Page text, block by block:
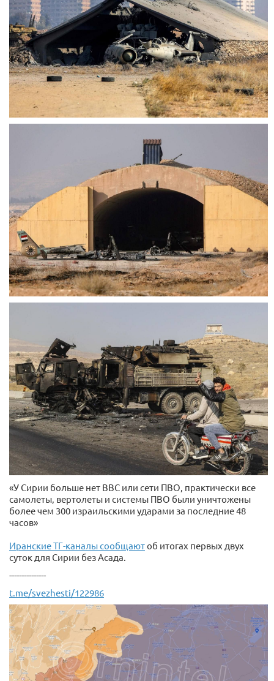
«У Сирии больше нет ВВС или сети ПВО, практически все
самолеты, вертолеты и системы ПВО были уничтожены
более чем 300 израильскими ударами за последние 48
часов»
Иранские ТГ-каналы сообщаютоб итогах первых двух
суток для Сирии без Асада.
---------------
t.me/svezhesti/122986